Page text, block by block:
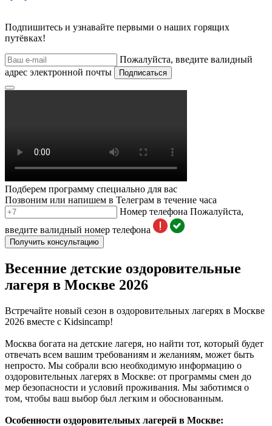
Подпишитесь и узнавайте первыми о наших горящих
путёвках!
Пожалуйста, введите валидный
адрес электронной почты
Подписаться
Подберем программу специально для вас
Позвоним или напишем в Телеграм в течение часа
Номер телефона Пожалуйста,
введите валидный номер телефона
Получить консультацию
Весенние детские оздоровительные
лагеря в Москве 2026
Встречайте новый сезон в оздоровительных лагерях в Москве
2026 вместе с Kidsincamp!
Москва богата на детские лагеря, но найти тот, который будет
отвечать всем вашим требованиям и желаниям, может быть
непросто. Мы собрали всю необходимую информацию о
оздоровительных лагерях в Москве: от программы смен до
мер безопасности и условий проживания. Мы заботимся о
том, чтобы ваш выбор был легким и обоснованным.
Особенности оздоровительных лагерей в Москве: